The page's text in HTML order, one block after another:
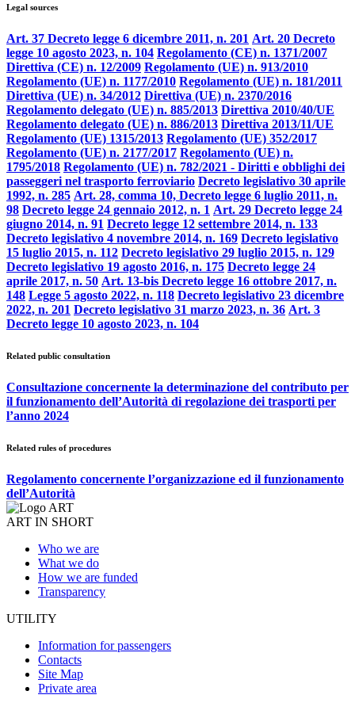
Legal sources
Art. 37 Decreto legge 6 dicembre 2011, n. 201 Art. 20 Decreto
legge 10 agosto 2023, n. 104 Regolamento (CE) n. 1371/2007
Direttiva (CE) n. 12/2009 Regolamento (UE) n. 913/2010
Regolamento (UE) n. 1177/2010 Regolamento (UE) n. 181/2011
Direttiva (UE) n. 34/2012 Direttiva (UE) n. 2370/2016
Regolamento delegato (UE) n. 885/2013 Direttiva 2010/40/UE
Regolamento delegato (UE) n. 886/2013 Direttiva 2013/11/UE
Regolamento (UE) 1315/2013 Regolamento (UE) 352/2017
Regolamento (UE) n. 2177/2017 Regolamento (UE) n.
1795/2018 Regolamento (UE) n. 782/2021 - Diritti e obblighi dei
passeggeri nel trasporto ferroviario Decreto legislativo 30 aprile
1992, n. 285 Art. 28, comma 10, Decreto legge 6 luglio 2011, n.
98 Decreto legge 24 gennaio 2012, n. 1 Art. 29 Decreto legge 24
giugno 2014, n. 91 Decreto legge 12 settembre 2014, n. 133
Decreto legislativo 4 novembre 2014, n. 169 Decreto legislativo
15 luglio 2015, n. 112 Decreto legislativo 29 luglio 2015, n. 129
Decreto legislativo 19 agosto 2016, n. 175 Decreto legge 24
aprile 2017, n. 50 Art. 13-bis Decreto legge 16 ottobre 2017, n.
148 Legge 5 agosto 2022, n. 118 Decreto legislativo 23 dicembre
2022, n. 201 Decreto legislativo 31 marzo 2023, n. 36 Art. 3
Decreto legge 10 agosto 2023, n. 104
Related public consultation
Consultazione concernente la determinazione del contributo per
il funzionamento dell’Autorità di regolazione dei trasporti per
l’anno 2024
Related rules of procedures
Regolamento concernente l’organizzazione ed il funzionamento
dell’Autorità
ART IN SHORT
Who we are
What we do
How we are funded
Transparency
UTILITY
Information for passengers
Contacts
Site Map
Private area